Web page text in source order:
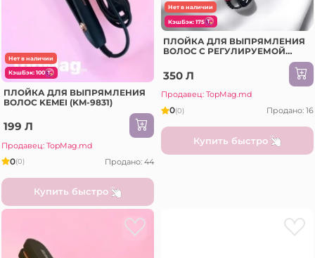
Нет в наличии
КэшБэк: 100
ПЛОЙКА ДЛЯ ВЫПРЯМЛЕНИЯ
ВОЛОС KEMEI (KM-9831)
199 Л
Продавец: TopMag.md
0(0) Продано: 44
Купить быстро
Нет в наличии
КэшБэк: 175
ПЛОЙКА ДЛЯ ВЫПРЯМЛЕНИЯ
ВОЛОС С РЕГУЛИРУЕМОЙ
350 Л
Продавец: TopMag.md
0(0) Продано: 16
Купить быстро